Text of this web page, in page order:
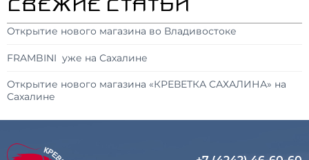
СВЕЖИЕ СТАТЬИ
Открытие нового магазина во Владивостоке
FRAMBINI уже на Сахалине
Открытие нового магазина «КРЕВЕТКА САХАЛИНА» на
Сахалине